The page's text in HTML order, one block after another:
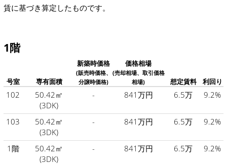
賃に基づき算定したものです。
1階
号室 専有面積
新築時価格
(販売時価格、
分譲時価格)
価格相場
(売却相場、取引価格
相場)
想定賃料 利回り
102
50.42㎡
(3DK)
- 841万円 6.5万 9.2%
103
50.42㎡
(3DK)
- 841万円 6.5万 9.2%
1階
50.42㎡
(3DK)
- 841万円 6.5万 9.2%